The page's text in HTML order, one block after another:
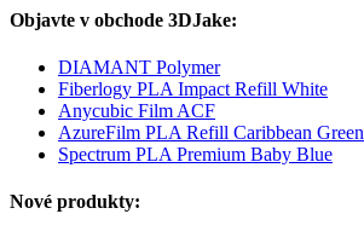
Objavte v obchode 3DJake:
DIAMANT Polymer
Fiberlogy PLA Impact Refill White
Anycubic Film ACF
AzureFilm PLA Refill Caribbean Green
Spectrum PLA Premium Baby Blue
Nové produkty: